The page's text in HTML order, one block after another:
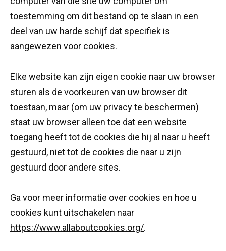
toestemming om dit bestand op te slaan in een
deel van uw harde schijf dat specifiek is
aangewezen voor cookies.
Elke website kan zijn eigen cookie naar uw browser
sturen als de voorkeuren van uw browser dit
toestaan, maar (om uw privacy te beschermen)
staat uw browser alleen toe dat een website
toegang heeft tot de cookies die hij al naar u heeft
gestuurd, niet tot de cookies die naar u zijn
gestuurd door andere sites.
Ga voor meer informatie over cookies en hoe u
cookies kunt uitschakelen naar
https://www.allaboutcookies.org/.